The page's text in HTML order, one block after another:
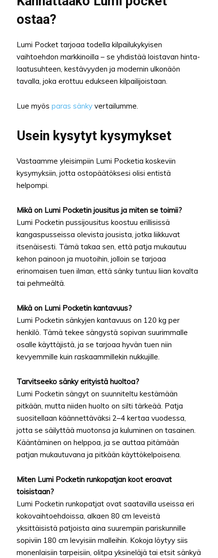
ostaa?
Lumi Pocket tarjoaa todella kilpailukykyisen
vaihtoehdon markkinoilla – se yhdistää loistavan hinta-
laatusuhteen, kestävyyden ja modernin ulkonäön
tavalla, joka erottuu edukseen kilpailijoistaan.
Lue myös paras sänky vertailumme.
Usein kysytyt kysymykset
Vastaamme yleisimpiin Lumi Pocketia koskeviin
kysymyksiin, jotta ostopäätöksesi olisi entistä
helpompi.
Mikä on Lumi Pocketin jousitus ja miten se toimii?
Lumi Pocketin pussijousitus koostuu erillisissä
kangaspusseissa olevista jousista, jotka liikkuvat
itsenäisesti. Tämä takaa sen, että patja mukautuu
kehon painoon ja muotoihin, jolloin se tarjoaa
erinomaisen tuen ilman, että sänky tuntuu liian kovalta
tai pehmeältä.
Mikä on Lumi Pocketin kantavuus?
Lumi Pocketin sänkyjen kantavuus on 120 kg per
henkilö. Tämä tekee sängystä sopivan suurimmalle
osalle käyttäjistä, ja se tarjoaa hyvän tuen niin
kevyemmille kuin raskaammillekin nukkujille.
Tarvitseeko sänky erityistä huoltoa?
Lumi Pocketin sängyt on suunniteltu kestämään
pitkään, mutta niiden huolto on silti tärkeää. Patja
suositellaan käännettäväksi 2–4 kertaa vuodessa,
jotta se säilyttää muotonsa ja kuluminen on tasainen.
Kääntäminen on helppoa, ja se auttaa pitämään
patjan mukautuvana ja pitkään käyttökelpoisena.
Miten Lumi Pocketin runkopatjan koot eroavat
toisistaan?
Lumi Pocketin runkopatjat ovat saatavilla useissa eri
kokovaihtoehdoissa, alkaen 80 cm leveistä
yksittäisistä patjoista aina suurempiin pariskunnille
sopiviin 180 cm levyisiin malleihin. Kokoja löytyy siis
monenlaisiin tarpeisiin, olitpa yksineläjä tai etsit sänkyä